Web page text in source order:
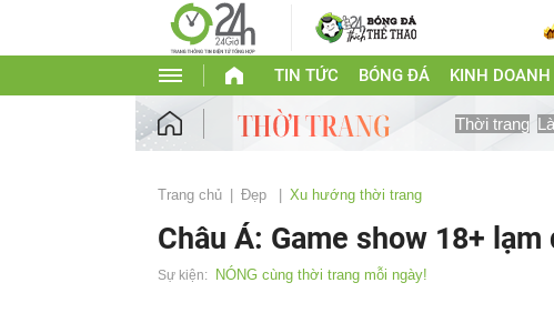
TIN TỨC BÓNG ĐÁ KINH DOANH
Thời trang
Trang chủ Đẹp Xu hướng thời trang
Châu Á: Game show 18+
Sự kiện: NÓNG cùng thời trang mỗi ngày!